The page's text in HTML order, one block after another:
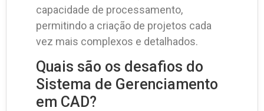
capacidade de processamento,
permitindo a criação de projetos cada
vez mais complexos e detalhados.
Quais são os desafios do
Sistema de Gerenciamento
em CAD?